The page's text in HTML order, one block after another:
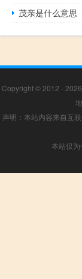
茂亲是什么意思
Copyright © 2012 - 2026
声明：本站内容来自互
本站仅